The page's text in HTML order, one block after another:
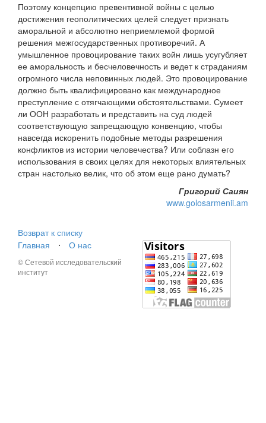
Поэтому концепцию превентивной войны с целью
достижения геополитических целей следует признать
аморальной и абсолютно неприемлемой формой
решения межгосударственных противоречий. А
умышленное провоцирование таких войн лишь усугубляет
ее аморальность и бесчеловечность и ведет к страданиям
огромного числа неповинных людей. Это провоцирование
должно быть квалифицировано как международное
преступление с отягчающими обстоятельствами. Сумеет
ли ООН разработать и представить на суд людей
соответствующую запрещающую конвенцию, чтобы
навсегда искоренить подобные методы разрешения
конфликтов из истории человечества? Или соблазн его
использования в своих целях для некоторых влиятельных
стран настолько велик, что об этом еще рано думать?
Григорий Саиян
www.golosarmenii.am
Возврат к списку
Главная
⋅ О нас
© Сетевой исследовательский
институт